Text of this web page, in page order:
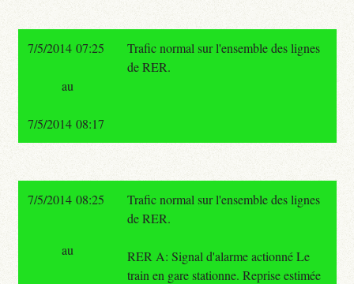
7/5/2014 07:25
Trafic normal sur l'ensemble des lignes
de RER.
au
7/5/2014 08:17
7/5/2014 08:25
Trafic normal sur l'ensemble des lignes
de RER.
RER A: Signal d'alarme actionné Le
train en gare stationne. Reprise estimée
au